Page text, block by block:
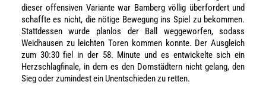
dieser offensiven Variante war Bamberg völlig überfordert und
schaffte es nicht, die nötige Bewegung ins Spiel zu bekommen.
Stattdessen wurde planlos der Ball weggeworfen, sodass
Weidhausen zu leichten Toren kommen konnte. Der Ausgleich
zum 30:30 fiel in der 58. Minute und es entwickelte sich ein
Herzschlagfinale, in dem es den Domstädtern nicht gelang, den
Sieg oder zumindest ein Unentschieden zu retten.